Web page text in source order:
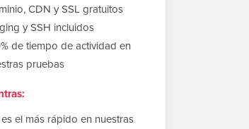
CDN y SSL gratuitos
y SSH incluidos
de tiempo de actividad en
pruebas
el más rápido en nuestras